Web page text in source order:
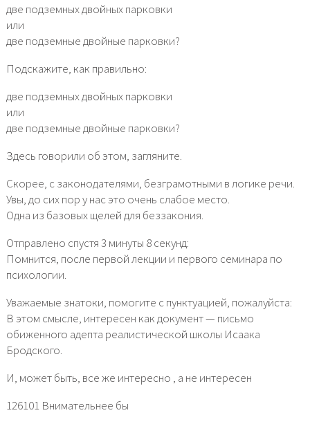
две подземных двойных парковки
или
две подземные двойные парковки?
Подскажите, как правильно:
две подземных двойных парковки
или
две подземные двойные парковки?
Здесь говорили об этом, загляните.
Скорее, с законодателями, безграмотными в логике речи.
Увы, до сих пор у нас это очень слабое место.
Одна из базовых щелей для беззакония.
Отправлено спустя 3 минуты 8 секунд:
Помнится, после первой лекции и первого семинара по
психологии.
Уважаемые знатоки, помогите с пунктуацией, пожалуйста:
В этом смысле, интересен как документ — письмо
обиженного адепта реалистической школы Исаака
Бродского.
И, может быть, все же интересно , а не интересен
126101 Внимательнее бы